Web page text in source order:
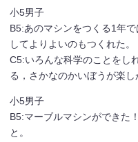
小5男子
B5:あのマシンをつくる1年
してよりよいのもつくれた。
C5:いろんな科学のことをし
る，さかなのかいぼうが楽し
小5男子
B5:マーブルマシンができた
と。